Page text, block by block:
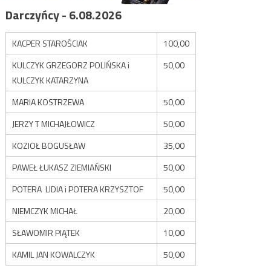
Darczyńcy - 6.08.2026
KACPER STAROŚCIAK
100,00
KULCZYK GRZEGORZ POLIŃSKA i
KULCZYK KATARZYNA
50,00
MARIA KOSTRZEWA
50,00
JERZY T MICHAJŁOWICZ
50,00
KOZIOŁ BOGUSŁAW
35,00
PAWEŁ ŁUKASZ ZIEMIAŃSKI
50,00
POTERA LIDIA i POTERA KRZYSZTOF
50,00
NIEMCZYK MICHAŁ
20,00
SŁAWOMIR PIĄTEK
10,00
KAMIL JAN KOWALCZYK
50,00